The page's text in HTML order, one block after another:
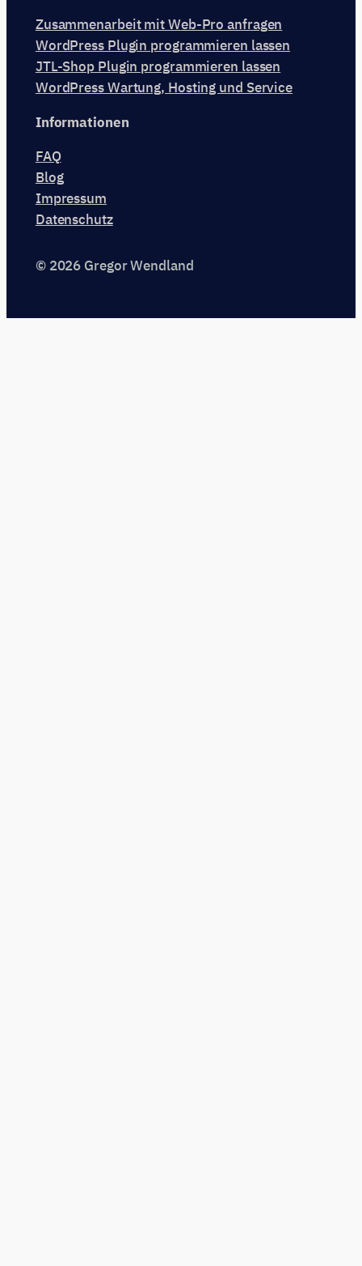
Zusammenarbeit mit Web-Pro anfragen
WordPress Plugin programmieren lassen
JTL-Shop Plugin programmieren lassen
WordPress Wartung, Hosting und Service
Informationen
FAQ
Blog
Impressum
Datenschutz
© 2026 Gregor Wendland